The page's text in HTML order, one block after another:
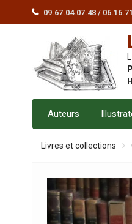
09.67.04.07.48 /
Auteurs
Livres et collections